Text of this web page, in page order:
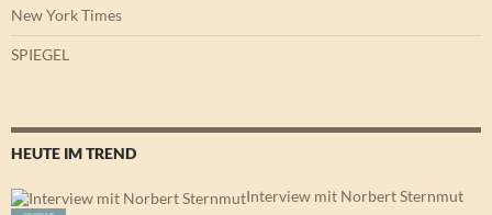
New York Times
SPIEGEL
HEUTE IM TREND
Interview mit Norbert Sternmut